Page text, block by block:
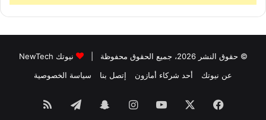
© حقوق النشر 2026، جميع الحقوق محفوظة |
نيوتك NewTech
عن نيوتك
أحد شركاء أمازون إتصل بنا سياسة الخصوصية
فيسبوك ‫YouTubeانستقرامسناب تيلقرامملخص